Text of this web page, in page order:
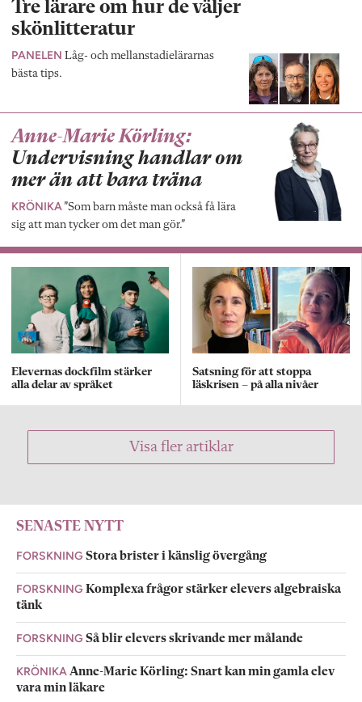
Tre lärare om hur de väljer
skönlitteratur
PANELEN Låg- och mellanstadielärarnas
bästa tips.
Anne-Marie Körling:
Undervisning handlar om
mer än att bara träna
KRÖNIKA ”Som barn måste man också få lära
sig att man tycker om det man gör.”
Elevernas dockfilm stärker
alla delar av språket
Satsning för att stoppa
läskrisen – på alla nivåer
Visa fler artiklar
SENASTE NYTT
FORSKNING Stora brister i känslig övergång
FORSKNING Komplexa frågor stärker elevers algebraiska
tänk
FORSKNING Så blir elevers skrivande mer målande
KRÖNIKAAnne-Marie Körling: Snart kan min gamla elev
vara min läkare